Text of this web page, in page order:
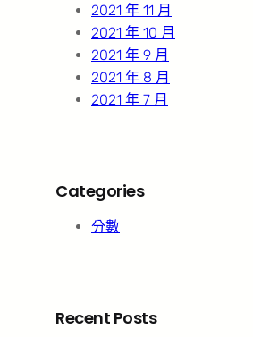
2021 年 11 月
2021 年 10 月
2021 年 9 月
2021 年 8 月
2021 年 7 月
Categories
分數
Recent Posts